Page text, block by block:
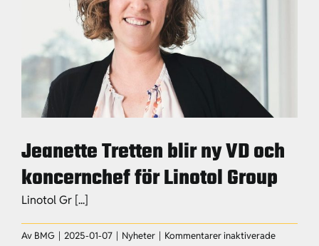
Jeanette Tretten blir ny VD och
koncernchef för Linotol Group
Linotol Gr [...]
Av BMG | 2025-01-07 | Nyheter | Kommentarer inaktiveradeför